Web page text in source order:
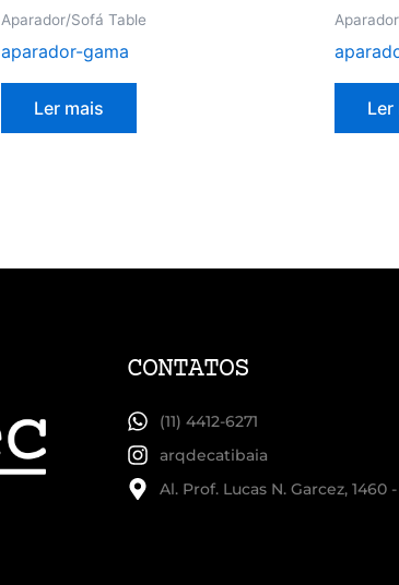
Aparador/Sofá Table
aparador-gama
Ler mais Ler
CONTATOS
(11) 4412-6271
arqdecatibaia
Al. Prof. Lucas N. Garcez, 1460